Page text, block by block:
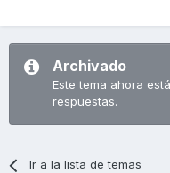
Archivado
Este tema ahora
respuestas.
Ir a la lista de temas